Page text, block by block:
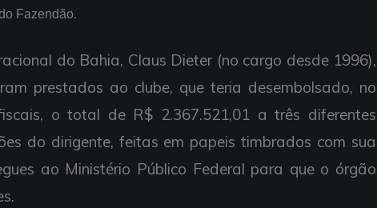
Fazendão.
do Bahia, Claus Dieter (no cargo desde 1996),
prestados ao clube, que teria desembolsado, no
o total de R$ 2.367.521,01 a três diferentes
do dirigente, feitas em papeis timbrados com sua
ao Ministério Público Federal para que o órgão